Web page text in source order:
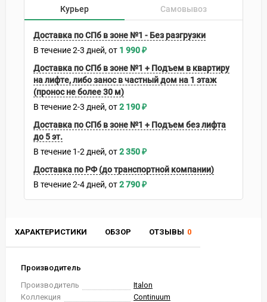
ХАРАКТЕРИСТИКИ ОБЗОР ОТЗЫВЫ 0
Производитель
Производитель
Italon
Коллекция
Continuum
Курьер Самовывоз
Доставка по СПб в зоне №1 - Без разгрузки
В течение2-3 дней 1 990₽
Доставка по СПб в зоне №1 + Подъем в квартиру
на лифте, либо занос в частный дом на 1 этаж
(пронос не более 30 м)
В течение2-3 дней 2 190₽
Доставка по СПб в зоне №1 + Подъем без лифта
до 5 эт.
В течение 1-2 дней 2 350₽
Доставка по РФ (до транспортной компании)
В течение2-4 дней 2 790₽